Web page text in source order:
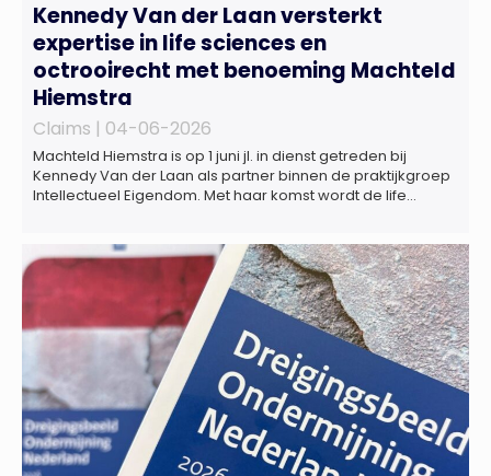
Kennedy Van der Laan versterkt
expertise in life sciences en
octrooirecht met benoeming Machteld
Hiemstra
Claims | 04-06-2026
Machteld Hiemstra is op 1 juni jl. in dienst getreden bij
Kennedy Van der Laan als partner binnen de praktijkgroep
Intellectueel Eigendom. Met haar komst wordt de life
gespecialiseerd in nationale en internationale wet- en
regelgeving relevant voor de life sciences sector en de […]